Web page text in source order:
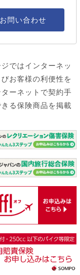
お問い合わせ
ではインターネッ
びお客様の利便性を
ーネットで契約手
る保険商品を掲載